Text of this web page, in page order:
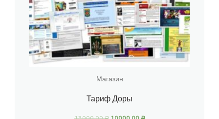
Магазин
Тариф Доры
Р Р